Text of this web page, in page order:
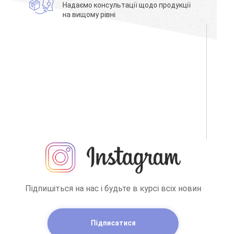
Надаємо консультації щодо продукції
на вищому рівні
Підпишіться на нас і будьте в курсі всіх новин
Підписатися